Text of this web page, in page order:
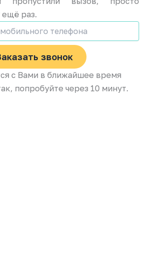
ещё раз.
звонок
с Вами в ближайшее время
попробуйте через 10 минут.